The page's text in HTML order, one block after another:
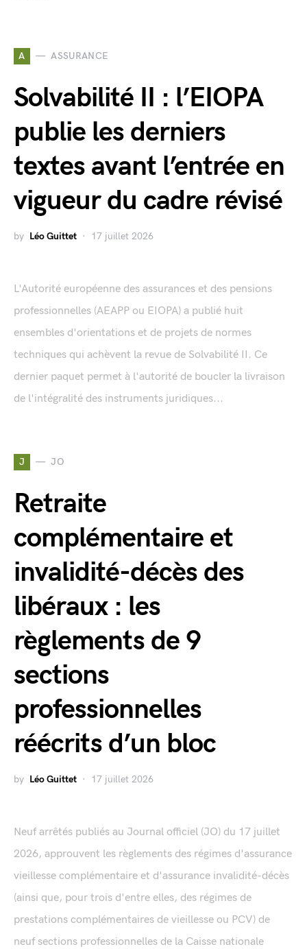
A ASSURANCE
Solvabilité II : l’EIOPA
publie les derniers
textes avant l’entrée en
vigueur du cadre révisé
by Léo Guittet 17 juillet 2026
L'Autorité européenne des assurances et des pensions
professionnelles (AEAPP ou EIOPA) a publié huit
ensembles d'orientations et de projets de normes
techniques qui achèvent la revue de Solvabilité II. Ce
dernier paquet permet à l'autorité de boucler la livraison
de l'intégralité des instruments juridiques...
J JO
Retraite
complémentaire et
invalidité-décès des
libéraux : les
règlements de 9
sections
professionnelles
réécrits d’un bloc
by Léo Guittet 17 juillet 2026
Neuf arrêtés publiés au Journal officiel (JO) du 17 juillet
2026, approuvent les règlements des régimes d'assurance
vieillesse complémentaire et d'assurance invalidité-décès
(ainsi que, pour trois d'entre elles, des régimes de
prestations complémentaires de vieillesse ou PCV) de
neuf sections professionnelles de la Caisse nationale